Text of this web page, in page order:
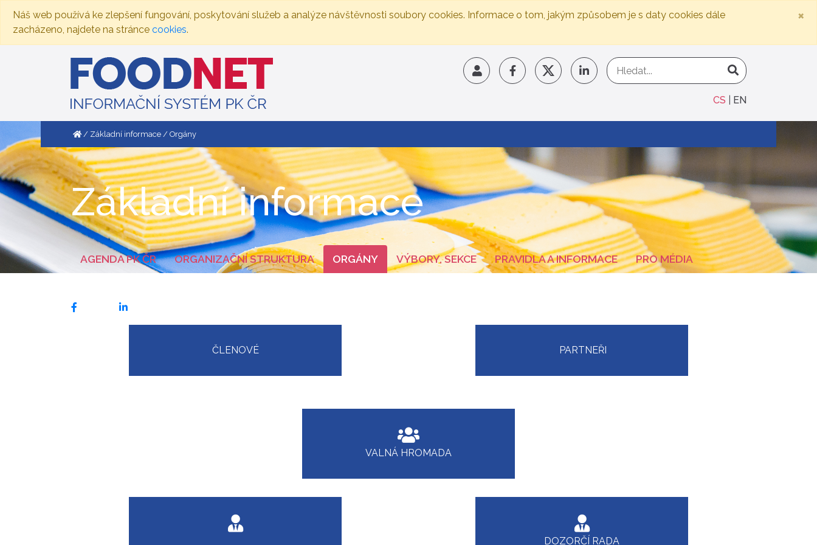
Náš web používá ke zlepšení fungování, poskytování služeb a analýze návštěvnosti soubory cookies. Informace o tom, jakým způsobem je s daty cookies dále
zacházeno, najdete na stránce cookies.
×
CS EN
Základní informace Orgány
Základní informace
AGENDA PK ČR ORGANIZAČNÍ STRUKTURA ORGÁNY VÝBORY, SEKCE PRAVIDLA A INFORMACE PRO MÉDIA
ČLENOVÉ PARTNEŘI
VALNÁ HROMADA
DOZORČÍ RADA